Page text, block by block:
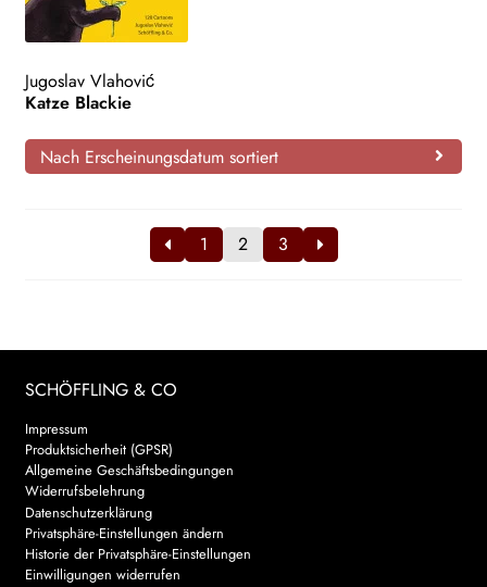
Jugoslav Vlahović
Katze Blackie
Nach Erscheinungsdatum sortiert
1 2 3
SCHÖFFLING & CO
Impressum
Produktsicherheit (GPSR)
Allgemeine Geschäftsbedingungen
Widerrufsbelehrung
Datenschutzerklärung
Privatsphäre-Einstellungen ändern
Historie der Privatsphäre-Einstellungen
Einwilligungen widerrufen